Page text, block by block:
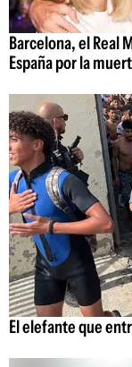
Barcelona, el Real
España por la
El elefante que